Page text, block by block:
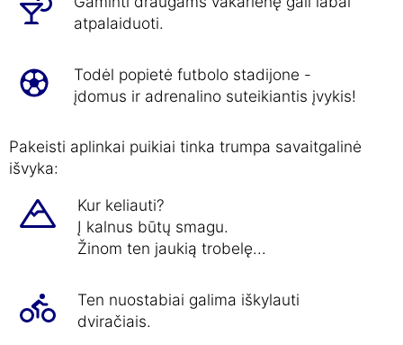
atpalaiduoti.
Todėl popietė futbolo stadijone -
įdomus ir adrenalino suteikiantis įvykis!
Pakeisti aplinkai puikiai tinka trumpa savaitgalinė
išvyka:
Kur keliauti?
Į kalnus būtų smagu.
Žinom ten jaukią trobelę...
Ten nuostabiai galima iškylauti
dviračiais.